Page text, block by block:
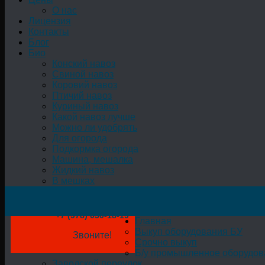
О нас
Лицензия
Контакты
Блог
Био
Конский навоз
Свиной навоз
Коровий навоз
Птичий навоз
Куриный навоз
Какой навоз лучше
Можно ли удобрять
Для огорода
Подкормка огорода
Машина, мешалка
Жидкий навоз
В мешках
+7 (978) 050-18-19
Звоните!
Главная
Выкуп оборудования БУ
Срочно выкуп
Б/у промышленное